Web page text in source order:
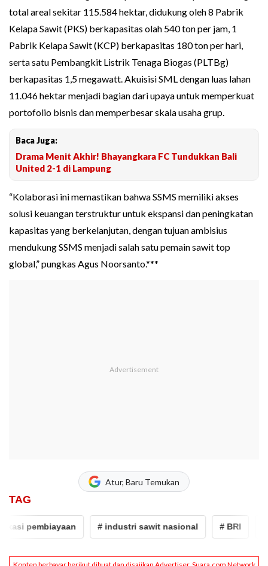
total areal sekitar 115.584 hektar, didukung oleh 8 Pabrik
Kelapa Sawit (PKS) berkapasitas olah 540 ton per jam, 1
Pabrik Kelapa Sawit (KCP) berkapasitas 180 ton per hari,
serta satu Pembangkit Listrik Tenaga Biogas (PLTBg)
berkapasitas 1,5 megawatt. Akuisisi SML dengan luas lahan
11.046 hektar menjadi bagian dari upaya untuk memperkuat
portofolio bisnis dan memperbesar skala usaha grup.
Baca Juga:
Drama Menit Akhir! Bhayangkara FC Tundukkan Bali
United 2-1 di Lampung
“Kolaborasi ini memastikan bahwa SSMS memiliki akses
solusi keuangan terstruktur untuk ekspansi dan peningkatan
kapasitas yang berkelanjutan, dengan tujuan ambisius
mendukung SSMS menjadi salah satu pemain sawit top
global,” pungkas Agus Noorsanto.***
Atur, Baru Temukan
TAG
pembiayaan # industri sawit nasional # BRI